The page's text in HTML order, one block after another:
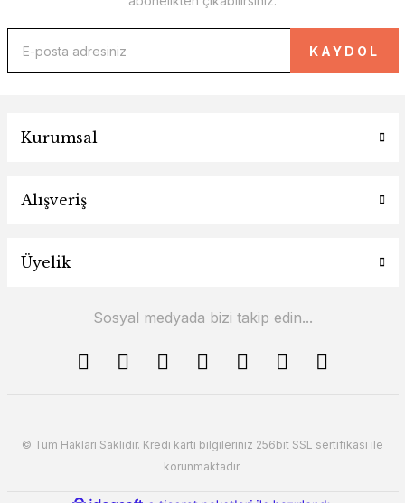
KAYDOL
Kurumsal
Alışveriş
Üyelik
Sosyal medyada bizi takip edin...
© Tüm Hakları Saklıdır. Kredi kartı bilgileriniz 256bit SSL sertifikası ile
korunmaktadır.